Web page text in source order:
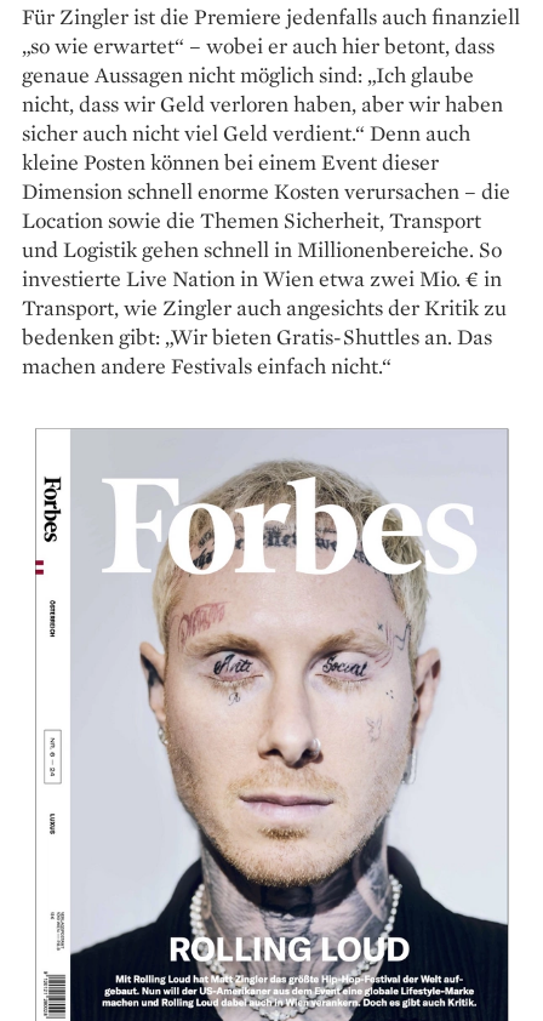
Für Zingler ist die Premiere jedenfalls auch finanziell
„so wie erwartet“ – wobei er auch hier betont, dass
genaue Aussagen nicht möglich sind: „Ich glaube
nicht, dass wir Geld verloren haben, aber wir haben
sicher auch nicht viel Geld verdient.“ Denn auch
kleine Posten können bei einem Event dieser
Dimension schnell enorme Kosten verursachen – die
Location sowie die Themen Sicherheit, Transport
und Logistik gehen schnell in Millionenbereiche. So
investierte Live Nation in Wien etwa zwei Mio. € in
Transport, wie Zingler auch angesichts der Kritik zu
bedenken gibt: „Wir bieten Gratis-Shuttles an. Das
machen andere Festivals einfach nicht.“